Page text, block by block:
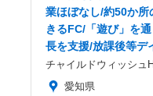
業ほぼなし/約50か
きるFC/「遊び」を
長を支援/放課後等デ
チャイルドウィッシュ
愛知県